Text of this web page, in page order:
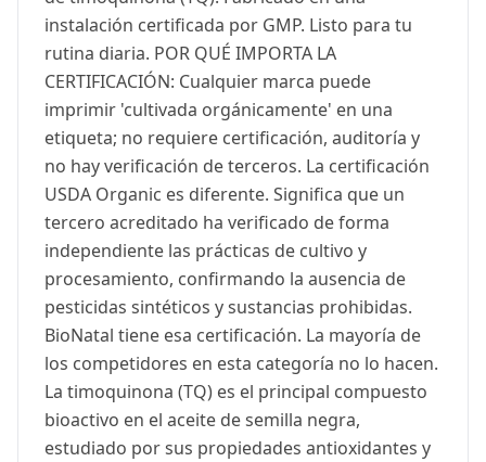
instalación certificada por GMP. Listo para tu
rutina diaria. POR QUÉ IMPORTA LA
CERTIFICACIÓN: Cualquier marca puede
imprimir 'cultivada orgánicamente' en una
etiqueta; no requiere certificación, auditoría y
no hay verificación de terceros. La certificación
USDA Organic es diferente. Significa que un
tercero acreditado ha verificado de forma
independiente las prácticas de cultivo y
procesamiento, confirmando la ausencia de
pesticidas sintéticos y sustancias prohibidas.
BioNatal tiene esa certificación. La mayoría de
los competidores en esta categoría no lo hacen.
La timoquinona (TQ) es el principal compuesto
bioactivo en el aceite de semilla negra,
estudiado por sus propiedades antioxidantes y